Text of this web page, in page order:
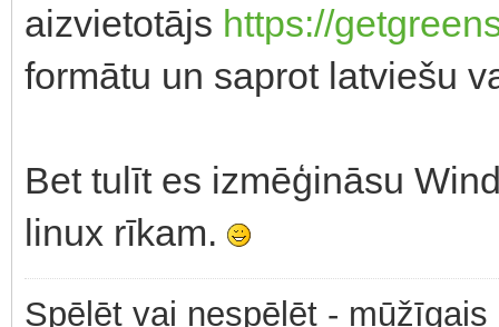
aizvietotājs https://
formātu un saprot latviešu
Bet tulīt es izmēģināsu
linux rīkam.
Spēlēt vai nespēlēt - mūžīgais